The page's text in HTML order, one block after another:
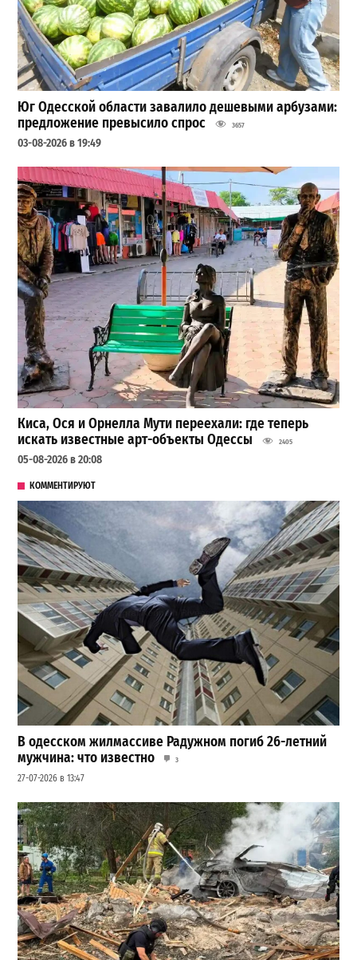
Юг Одесской области завалило дешевыми арбузами:
предложение превысило спрос
3657
03-08-2026 в 19:49
Киса, Ося и Орнелла Мути переехали: где теперь
искать известные арт-объекты Одессы
2405
05-08-2026 в 20:08
КОММЕНТИРУЮТ
В одесском жилмассиве Радужном погиб 26-летний
мужчина: что известно
3
27-07-2026 в 13:47